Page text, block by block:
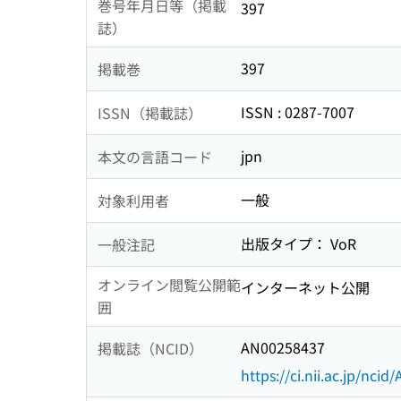
巻号年月日等（掲載
誌）
397
掲載巻 397
ISSN（掲載誌） ISSN : 0287-7007
本文の言語コード jpn
対象利用者 一般
一般注記
出版タイプ： VoR
オンライン閲覧公開範
囲
インターネット公開
掲載誌（NCID）
AN00258437
https://ci.nii.ac.jp/ncid/